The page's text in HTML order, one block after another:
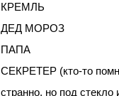
КРЕМЛЬ
ДЕД МОРОЗ
ПАПА
СЕКРЕТЕР (кто-то
странно, но под стекло